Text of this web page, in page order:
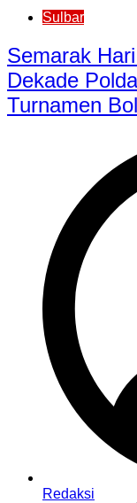
Sulbar
Semarak
Dekade
Turnamen
Redaksi